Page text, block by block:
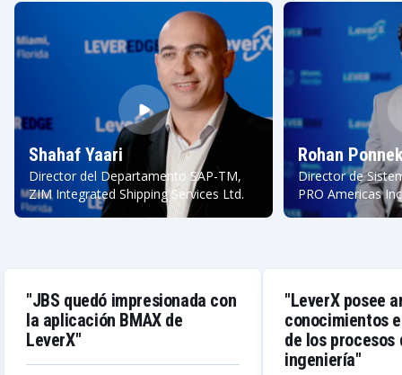
Shahaf Yaari
Director del Departamento SAP-TM,
ZIM Integrated Shipping Services Ltd.
Rohan
Director de
PRO Americas
"JBS quedó impresionada con
la aplicación BMAX de
LeverX"
"LeverX posee
conocimientos
de los procesos
ingeniería"